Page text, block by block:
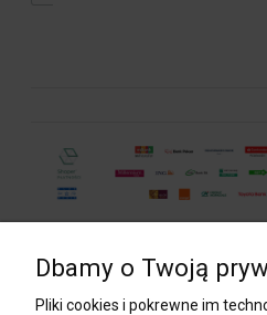
Dbamy o Twoją
Pliki cookies i pokrewne im